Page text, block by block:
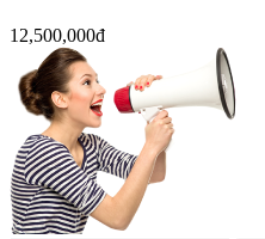
12,500,000đ